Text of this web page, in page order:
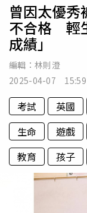
曾因太優
不合格 輕
成績」
編輯： 林則澄
2025-04-07 15:59
考試 英國
生命
遊戲
教育
孩子